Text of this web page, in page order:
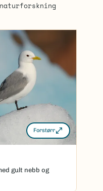
Forstørr
gult nebb og